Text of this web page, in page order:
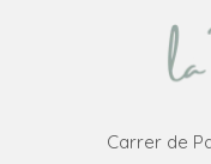
Carrer de